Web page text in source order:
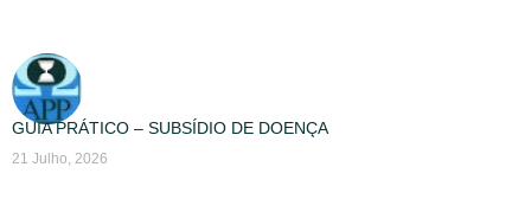
GUIA PRÁTICO – SUBSÍDIO DE DOENÇA
21 Julho, 2026